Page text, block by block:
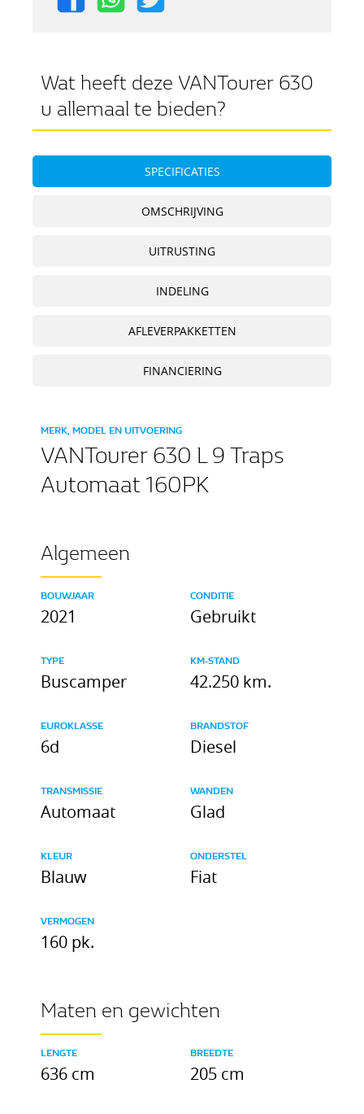
Wat heeft deze VANTourer 630
u allemaal te bieden?
SPECIFICATIES
OMSCHRIJVING
UITRUSTING
INDELING
AFLEVERPAKKETTEN
FINANCIERING
MERK, MODEL EN UITVOERING
VANTourer 630 L 9 Traps
Automaat 160PK
Algemeen
BOUWJAAR
2021
CONDITIE
Gebruikt
TYPE
Buscamper
KM-STAND
42.250 km.
EUROKLASSE
6d
BRANDSTOF
Diesel
TRANSMISSIE
Automaat
WANDEN
Glad
KLEUR
Blauw
ONDERSTEL
Fiat
VERMOGEN
160 pk.
Maten en gewichten
LENGTE
636 cm
BREEDTE
205 cm